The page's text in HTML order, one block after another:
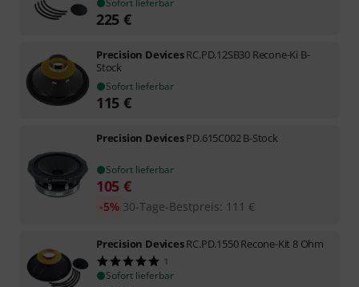
225 €
Precision DevicesRC.PD.12SB30 Recone-Ki B-
Stock
Sofort lieferbar
115 €
Precision DevicesPD.615C002 B-Stock
Sofort lieferbar
105 €
30-Tage-Bestpreis: 111 €
-5%
Precision DevicesRC.PD.1550 Recone-Kit 8 Ohm
1
Sofort lieferbar